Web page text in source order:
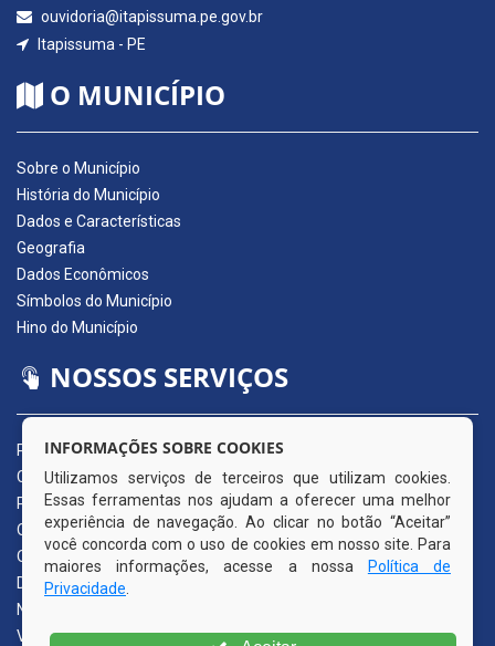
ouvidoria@itapissuma.pe.gov.br
Itapissuma - PE
O MUNICÍPIO
Sobre o Município
História do Município
Dados e Características
Geografia
Dados Econômicos
Símbolos do Município
Hino do Município
NOSSOS SERVIÇOS
Portal da Transparência
Carta de Serviços ao Usuário
Pedido de Acesso à Informação (e-SIC)
Ouvidoria Municipal
Quadro de Avisos
Diário Oficial da AMUPE
Nota Fiscal Eletrônica
Validador Nota Fiscal
INFORMAÇÕES SOBRE COOKIES
Utilizamos serviços de terceiros que utilizam cookies.
Essas ferramentas nos ajudam a oferecer uma melhor
experiência de navegação. Ao clicar no botão “Aceitar”
você concorda com o uso de cookies em nosso site. Para
maiores informações, acesse a nossa
Política de
Privacidade